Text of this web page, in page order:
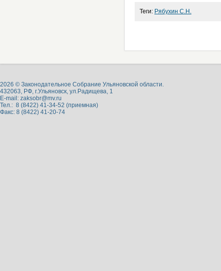
Теги: Рябухин С.Н.
2026 © Законодательное Собрание Ульяновской области.
432063, РФ, г.Ульяновск, ул.Радищева, 1
E-mail: zaksobr@mv.ru
Тел.: 8 (8422) 41-34-52 (приемная)
Факс: 8 (8422) 41-20-74